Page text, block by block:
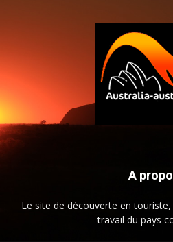
A
Le site de découverte en
travail du pays